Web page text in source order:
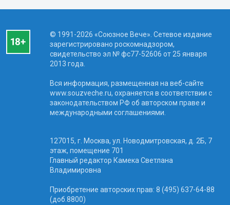
© 1991-2026 «Союзное Вече». Сетевое издание
зарегистрировано роскомнадзором,
свидетельство эл № фc77-52606 от 25 января
2013 года.
Вся информация, размещенная на веб-сайте
www.souzveche.ru, охраняется в соответствии с
законодательством РФ об авторском праве и
международными соглашениями.
127015, г. Москва, ул. Новодмитровская, д. 2Б, 7
этаж, помещение 701
Главный редактор Камека Светлана
Владимировна
Приобретение авторских прав: 8 (495) 637-64-88
(доб.8800)